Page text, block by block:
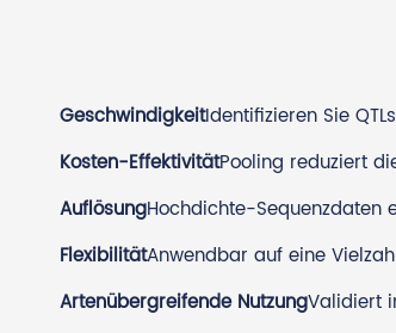
GeschwindigkeitIdentifizieren Sie
Kosten-EffektivitätPooling reduziert
AuflösungHochdichte-Sequenzdaten
FlexibilitätAnwendbar auf eine
Artenübergreifende NutzungValidiert